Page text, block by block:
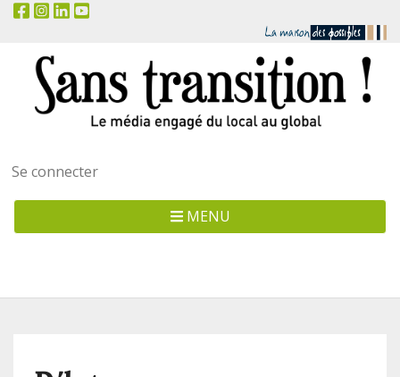
Menu
utilisateur
Se connecter
MENU